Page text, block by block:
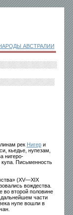
АВСТРАЛИИ
рек Нигери
кьедье, нупезам,
нигеро-
Письменность
(XV—XIX
вождества.
во второй половине
дальнейшем части
нупе вошли в